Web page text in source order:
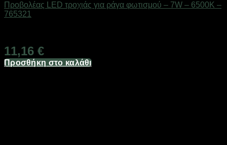
Προβολέας LED τροχιάς για ράγα φωτισμού – 7W – 6500K –
765321
11,16 €
Προσθήκη στο καλάθι